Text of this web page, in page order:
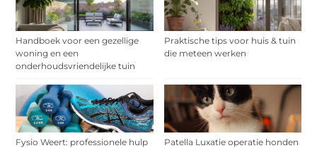
Handboek voor een gezellige
woning en een
onderhoudsvriendelijke tuin
Praktische tips voor huis & tuin
die meteen werken
Fysio Weert: professionele hulp
Patella Luxatie operatie honden